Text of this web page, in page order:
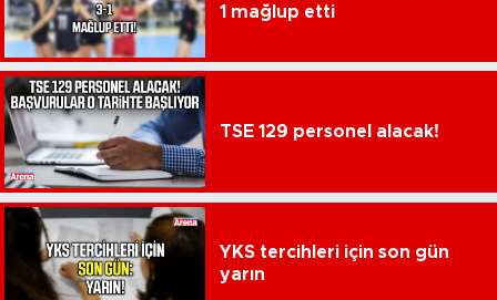
1 mağlup etti
TSE 129 personel alacak!
YKS tercihleri için son gün
yarın